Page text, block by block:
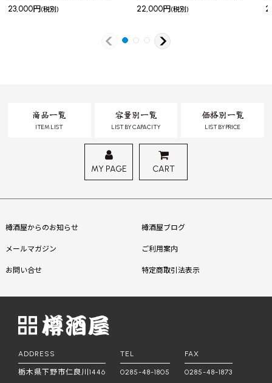
23,000円 (税別)
22,000円 (税別)
商品一覧
ITEM LIST
容量別一覧
LIST BY CAPACITY
価格別一覧
LIST BY PRICE
MY PAGE CART
樽酒屋からのお知らせ 樽酒屋ブログ
メールマガジン ご利用案内
お問い合せ 特定商取引法表示
ADDRESS
栃木県下野市仁良川1446
TEL
0285-48-1805
FAX
0285-48-1873